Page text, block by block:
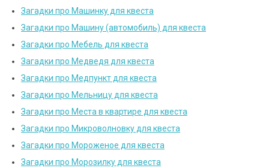
Загадки про Машинку для квеста
Загадки про Машину (автомобиль) для квеста
Загадки про Мебель для квеста
Загадки про Медведя для квеста
Загадки про Медпункт для квеста
Загадки про Мельницу для квеста
Загадки про Места в квартире для квеста
Загадки про Микроволновку для квеста
Загадки про Мороженое для квеста
Загадки про Морозилку для квеста